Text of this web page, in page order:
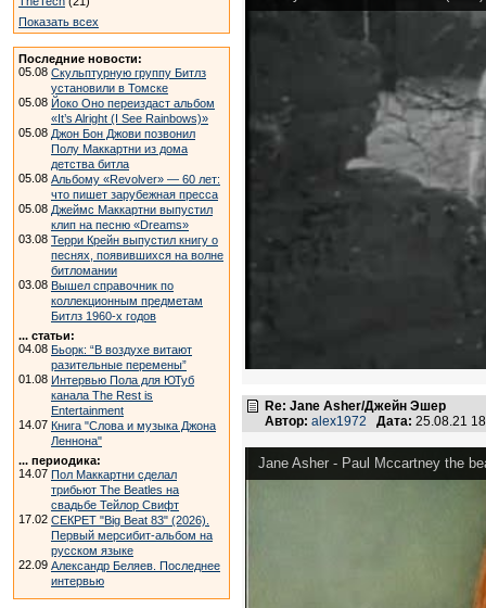
Показать всех
Последние новости:
05.08 Скульптурную группу Битлз
установили в Томске
05.08 Йоко Оно переиздаст альбом
«It’s Alright (I See Rainbows)»
05.08 Джон Бон Джови позвонил
Полу Маккартни из дома
детства битла
05.08 Альбому «Revolver» — 60 лет:
что пишет зарубежная пресса
05.08 Джеймс Маккартни выпустил
клип на песню «Dreams»
03.08 Терри Крейн выпустил книгу о
песнях, появившихся на волне
битломании
03.08 Вышел справочник по
коллекционным предметам
Битлз 1960-х годов
... статьи:
04.08 Бьорк: “В воздухе витают
разительные перемены”
01.08 Интервью Пола для ЮТуб
канала The Rest is
Entertainment
14.07 Книга "Слова и музыка Джона
Леннона"
... периодика:
14.07 Пол Маккартни сделал
трибьют The Beatles на
свадьбе Тейлор Свифт
17.02 СЕКРЕТ "Big Beat 83" (2026).
Первый мерсибит-альбом на
русском языке
22.09 Александр Беляев. Последнее
интервью
Re: Jane Asher/Джейн Эшер
Автор: alex1972 Дата: 25.08.21
Jane Asher - Paul Mccartney the